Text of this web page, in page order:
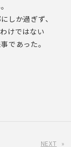
しか過ぎず、
けではない
であった。
NEXT »